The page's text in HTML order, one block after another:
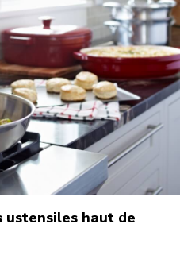
ustensiles haut de